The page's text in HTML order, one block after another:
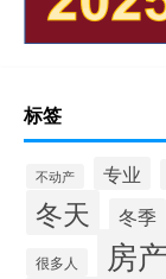
标签
不动产 专业
冬天 冬季
很多人 房产